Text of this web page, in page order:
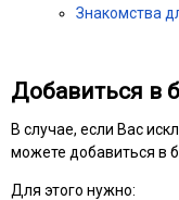
Знакомства
Добавиться в
В случае, если Вас
можете добавиться в
Для этого нужно: